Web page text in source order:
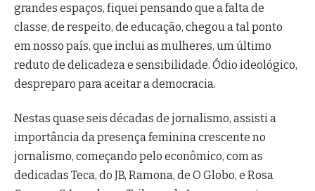
grandes espaços, fiquei pensando que a falta de
classe, de respeito, de educação, chegou a tal ponto
em nosso país, que inclui as mulheres, um último
reduto de delicadeza e sensibilidade. Ódio ideológico,
despreparo para aceitar a democracia.
Nestas quase seis décadas de jornalismo, assisti a
importância da presença feminina crescente no
jornalismo, começando pelo econômico, com as
dedicadas Teca, do JB, Ramona, de O Globo, e Rosa